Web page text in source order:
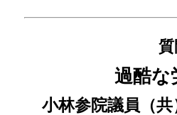
過酷な
小林参院議員（